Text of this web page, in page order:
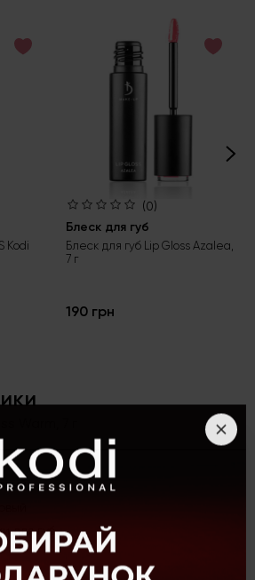
Kodi
(0)
Блеск для губ
Блеск для губ Lip Gloss Azalea,
7 г
190 грн
Warm, 7 г
для губ